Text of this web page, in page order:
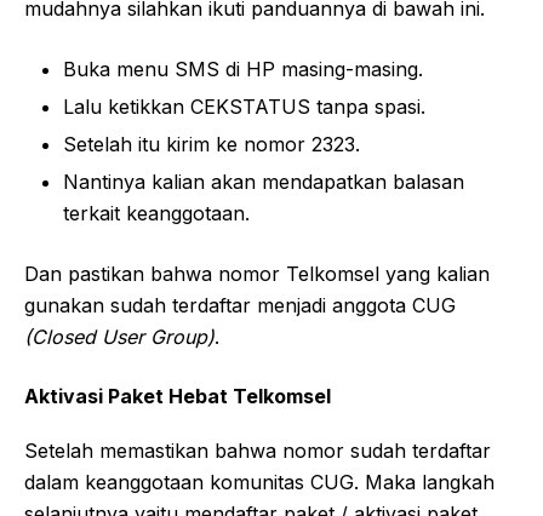
mudahnya silahkan ikuti panduannya di bawah ini.
Buka menu SMS di HP masing-masing.
Lalu ketikkan CEKSTATUS tanpa spasi.
Setelah itu kirim ke nomor 2323.
Nantinya kalian akan mendapatkan balasan
terkait keanggotaan.
Dan pastikan bahwa nomor Telkomsel yang kalian
gunakan sudah terdaftar menjadi anggota CUG
(Closed User Group).
Aktivasi Paket Hebat Telkomsel
Setelah memastikan bahwa nomor sudah terdaftar
dalam keanggotaan komunitas CUG. Maka langkah